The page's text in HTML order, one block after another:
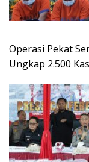
Operasi Pekat
Ungkap 2.500